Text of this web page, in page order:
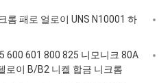
롬 패로 얼로이 UNS N10001 하
600 601 800 825 니모니크 80A
로이 B/B2 니켈 합금 니크롬